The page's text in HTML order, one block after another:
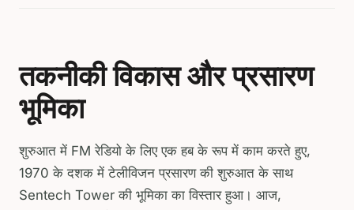
तकनीकी विकास और प्रसारण
भूमिका
शुरुआत में FM रेडियो के लिए एक हब के रूप में काम करते हुए,
1970 के दशक में टेलीविजन प्रसारण की शुरुआत के साथ
Sentech Tower की भूमिका का विस्तार हुआ। आज,